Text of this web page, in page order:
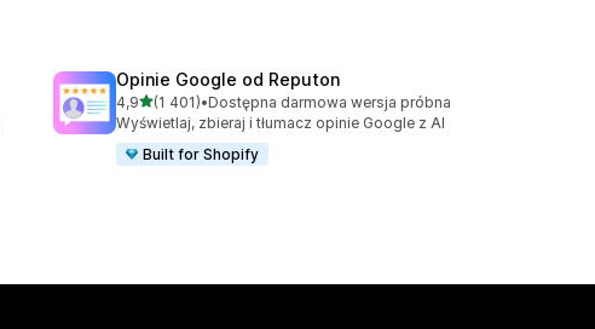
Opinie Google od Reputon
4,9na 5 gwiazdek
(1 401)
Łączna liczba recenzji: 1401
•Dostępna darmowa wersja próbna
Wyświetlaj, zbieraj i tłumacz opinie Google z AI
Built for Shopify